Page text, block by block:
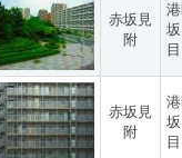
赤坂見
附
目
赤坂見
附
目